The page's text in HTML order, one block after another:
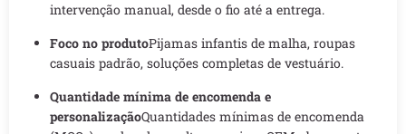
intervenção manual, desde o fio até a entrega.
Foco no produtoPijamas infantis de malha, roupas
casuais padrão, soluções completas de vestuário.
Quantidade mínima de encomenda e
personalizaçãoQuantidades mínimas de encomenda